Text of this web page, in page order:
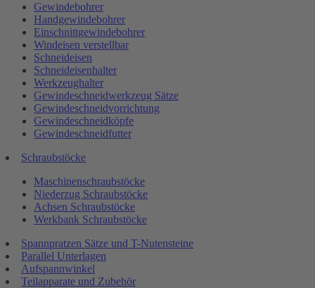
Gewindebohrer
Handgewindebohrer
Einschnittgewindebohrer
Windeisen verstellbar
Schneideisen
Schneideisenhalter
Werkzeughalter
Gewindeschneidwerkzeug Sätze
Gewindeschneidvorrichtung
Gewindeschneidköpfe
Gewindeschneidfutter
Schraubstöcke
Maschinenschraubstöcke
Niederzug Schraubstöcke
Achsen Schraubstöcke
Werkbank Schraubstöcke
Spannpratzen Sätze und T-Nutensteine
Parallel Unterlagen
Aufspannwinkel
Teilapparate und Zubehör